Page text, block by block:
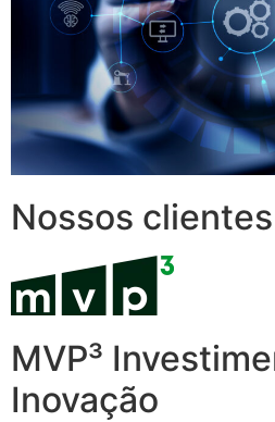
Nossos
MVP³
Inovação